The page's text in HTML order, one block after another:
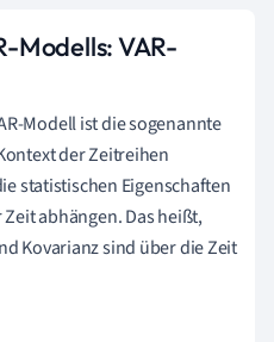
Modells: VAR-
Modell ist die sogenannte
der Zeitreihen
statistischen Eigenschaften
abhängen. Das heißt,
Kovarianz sind über die Zeit